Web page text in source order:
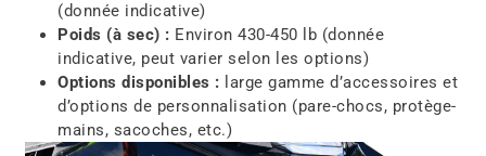
(donnée indicative)
Poids (à sec) : Environ 430-450 lb (donnée
indicative, peut varier selon les options)
Options disponibles : large gamme d’accessoires et
d’options de personnalisation (pare-chocs, protège-
mains, sacoches, etc.)